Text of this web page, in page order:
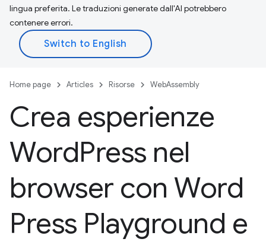
lingua preferita. Le traduzioni generate dall'AI potrebbero
contenere errori.
Home page Articles Risorse WebAssembly
Crea esperienze
WordPress nel
browser con Word
Press Playground e